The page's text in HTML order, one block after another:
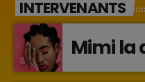
INTERVENANTS
Mimi la